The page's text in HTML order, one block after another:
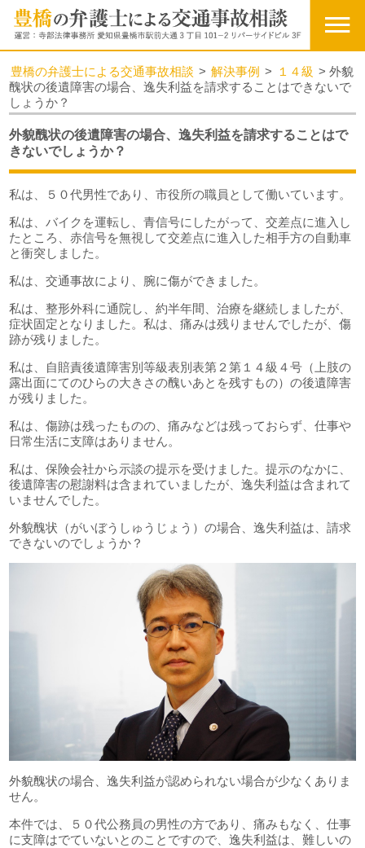
豊橋の弁護士による交通事故相談 > 解決事例 > １４級 >外貌
醜状の後遺障害の場合、逸失利益を請求することはできないで
しょうか？
外貌醜状の後遺障害の場合、逸失利益を請求することはで
きないでしょうか？
私は、５０代男性であり、市役所の職員として働いています。
私は、バイクを運転し、青信号にしたがって、交差点に進入し
たところ、赤信号を無視して交差点に進入した相手方の自動車
と衝突しました。
私は、交通事故により、腕に傷ができました。
私は、整形外科に通院し、約半年間、治療を継続しましたが、
症状固定となりました。私は、痛みは残りませんでしたが、傷
跡が残りました。
私は、自賠責後遺障害別等級表別表第２第１４級４号（上肢の
露出面にてのひらの大きさの醜いあとを残すもの）の後遺障害
が残りました。
私は、傷跡は残ったものの、痛みなどは残っておらず、仕事や
日常生活に支障はありません。
私は、保険会社から示談の提示を受けました。提示のなかに、
後遺障害の慰謝料は含まれていましたが、逸失利益は含まれて
いませんでした。
外貌醜状（がいぼうしゅうじょう）の場合、逸失利益は、請求
できないのでしょうか？
外貌醜状の場合、逸失利益が認められない場合が少なくありま
せん。
本件では、５０代公務員の男性の方であり、痛みもなく、仕事
に支障はでていないとのことですので、逸失利益は、難しいの